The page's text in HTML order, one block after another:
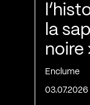
la
noire
Enclume
03.07.2026